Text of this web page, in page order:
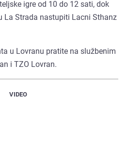
igre od 10 do 12 sati, dok
La Strada nastupiti Lacni Sthanz
u Lovranu pratite na službenim
i TZO Lovran.
VIDEO